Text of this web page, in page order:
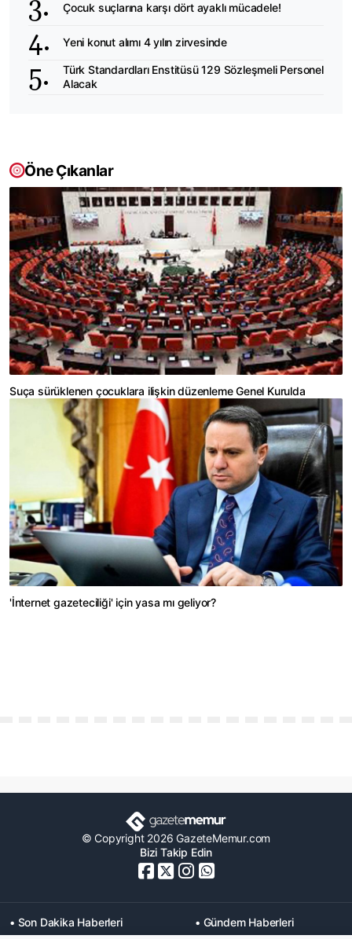
Çocuk suçlarına karşı dört ayaklı mücadele!
Yeni konut alımı 4 yılın zirvesinde
Türk Standardları Enstitüsü 129 Sözleşmeli Personel
Alacak
Öne Çıkanlar
Suça sürüklenen çocuklara ilişkin düzenleme Genel Kurulda
'İnternet gazeteciliği' için yasa mı geliyor?
© Copyright 2026 GazeteMemur.com
Bizi Takip Edin
• Son Dakika Haberleri
• Gündem Haberleri